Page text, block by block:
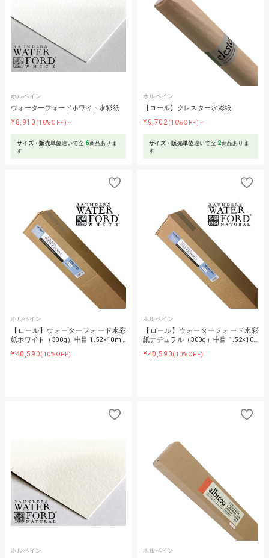
ホルベイン
ウォーターフォードホワイト水彩紙
¥8,910 (10%OFF)～
サイズ・販売単位違いで全 6商品ありま
す
ホルベイン
【ロール】クレスター水彩紙
¥9,702(10%OFF)～
サイズ・販売単位違いで全 2商品ありま
す
ホルベイン
【ロール】ウォーターフォード水彩
紙ホワイト（300g）中目 1.52×10m…
¥40,590(10%OFF)
ホルベイン
【ロール】ウォーターフォード水彩
紙ナチュラル（300g）中目 1.52×10…
¥40,590(10%OFF)
ホルベイン ホルベイン